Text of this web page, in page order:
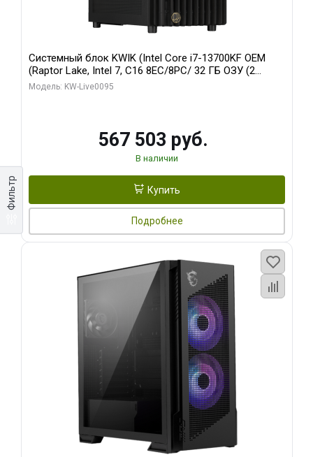
Фильтр
Системный блок KWIK (Intel Core i7-13700KF OEM
(Raptor Lake, Intel 7, C16 8EC/8PC/ 32 ГБ ОЗУ (2
модуля)/ Afox RTX4090 24GB GDDR6X 384-Bit 3xDP
Модель: KW-Live0095
567 503 руб.
В наличии
Купить
Подробнее